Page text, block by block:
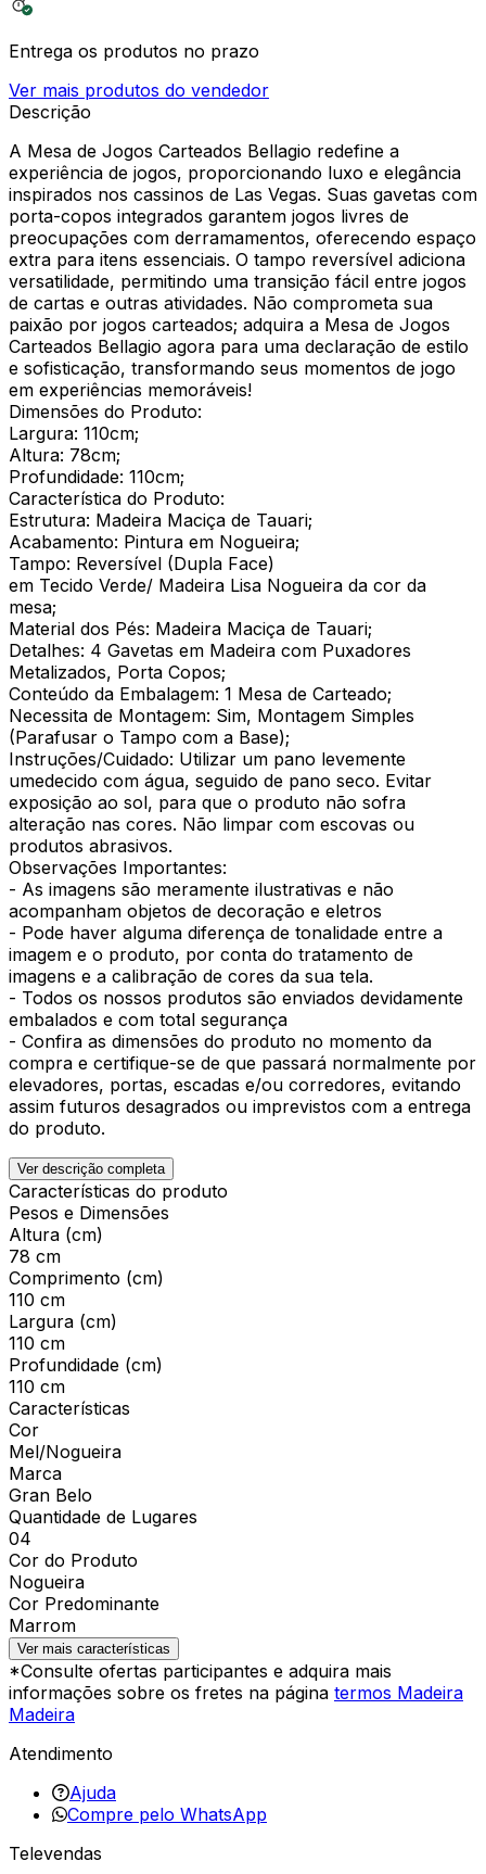
Entrega os produtos no prazo
Ver mais produtos do vendedor
Descrição
A Mesa de Jogos Carteados Bellagio redefine a
experiência de jogos, proporcionando luxo e elegância
inspirados nos cassinos de Las Vegas. Suas gavetas com
porta-copos integrados garantem jogos livres de
preocupações com derramamentos, oferecendo espaço
extra para itens essenciais. O tampo reversível adiciona
versatilidade, permitindo uma transição fácil entre jogos
de cartas e outras atividades. Não comprometa sua
paixão por jogos carteados; adquira a Mesa de Jogos
Carteados Bellagio agora para uma declaração de estilo
e sofisticação, transformando seus momentos de jogo
em experiências memoráveis!
Dimensões do Produto:
Largura: 110cm;
Altura: 78cm;
Profundidade: 110cm;
Característica do Produto:
Estrutura: Madeira Maciça de Tauari;
Acabamento: Pintura em Nogueira;
Tampo: Reversível (Dupla Face)
em Tecido Verde/ Madeira Lisa Nogueira da cor da
mesa;
Material dos Pés: Madeira Maciça de Tauari;
Detalhes: 4 Gavetas em Madeira com Puxadores
Metalizados, Porta Copos;
Conteúdo da Embalagem: 1 Mesa de Carteado;
Necessita de Montagem: Sim, Montagem Simples
(Parafusar o Tampo com a Base);
Instruções/Cuidado: Utilizar um pano levemente
umedecido com água, seguido de pano seco. Evitar
exposição ao sol, para que o produto não sofra
alteração nas cores. Não limpar com escovas ou
produtos abrasivos.
Observações Importantes:
- As imagens são meramente ilustrativas e não
acompanham objetos de decoração e eletros
- Pode haver alguma diferença de tonalidade entre a
imagem e o produto, por conta do tratamento de
imagens e a calibração de cores da sua tela.
- Todos os nossos produtos são enviados devidamente
embalados e com total segurança
- Confira as dimensões do produto no momento da
compra e certifique-se de que passará normalmente por
elevadores, portas, escadas e/ou corredores, evitando
assim futuros desagrados ou imprevistos com a entrega
do produto.
Ver descrição completa
Características do produto
Pesos e Dimensões
Altura (cm)
78 cm
Comprimento (cm)
110 cm
Largura (cm)
110 cm
Profundidade (cm)
110 cm
Características
Cor
Mel/Nogueira
Marca
Gran Belo
Quantidade de Lugares
04
Cor do Produto
Nogueira
Cor Predominante
Marrom
Ver mais características
*Consulte ofertas participantes e adquira mais
informações sobre os fretes na página termos Madeira
Madeira
Atendimento
Ajuda
Compre pelo WhatsApp
Televendas